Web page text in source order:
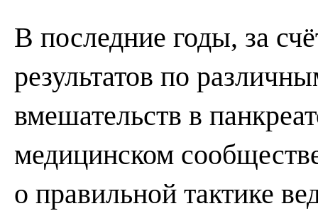
В последние годы, за
результатов по
вмешательств в
медицинском
о правильной тактике